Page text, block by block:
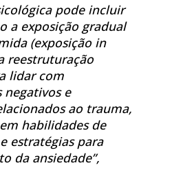
pode incluir
a exposição gradual
(exposição in
reestruturação
lidar com
negativos e
ao trauma,
habilidades de
estratégias para
da ansiedade”,